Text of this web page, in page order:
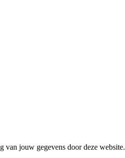
van jouw gegevens door deze website.